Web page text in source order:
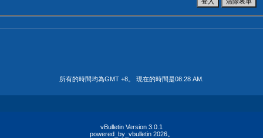
所有的時間均為GMT +8。 現在的時間是08:28 AM
vBulletin Version 3.0.1
powered_by_vbulletin 2026。